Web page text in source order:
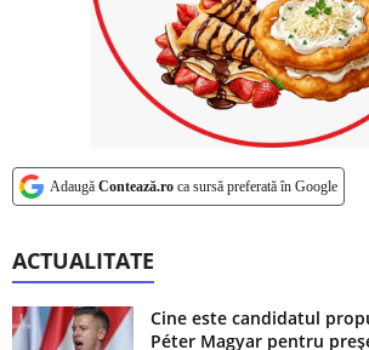
Adaugă Contează.ro ca sursă preferată în Google
ACTUALITATE
Cine este candidatul
Péter Magyar pentru